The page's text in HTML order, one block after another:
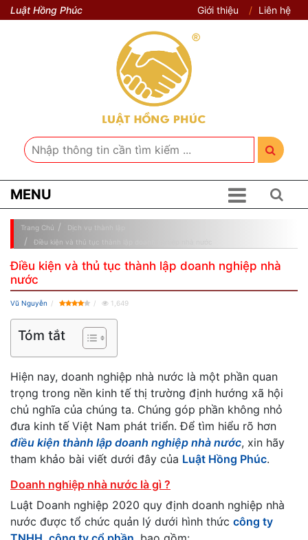
Luật Hồng Phúc Giới thiệu Liên hệ
MENU
Trang Chủ
Dịch vụ thành lập
Điều kiện và thủ tục thành lập doanh nghiệp nhà nước
Điều kiện và thủ tục thành lập doanh nghiệp nhà
nước
Vũ Nguyễn 1,649
Tóm tắt
Hiện nay, doanh nghiệp nhà nước là một phần quan
trọng trong nền kinh tế thị trường định hướng xã hội
chủ nghĩa của chúng ta. Chúng góp phần không nhỏ
đưa kinh tế Việt Nam phát triển. Để tìm hiểu rõ hơn
điều kiện thành lập doanh nghiệp nhà nước, xin hãy
tham khảo bài viết dưới đây của Luật Hồng Phúc.
Doanh nghiệp nhà nước là gì ?
Luật Doanh nghiệp 2020 quy định doanh nghiệp nhà
nước được tổ chức quản lý dưới hình thức công ty